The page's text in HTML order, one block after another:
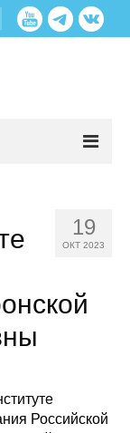
19
ОКТ 2023
Российской